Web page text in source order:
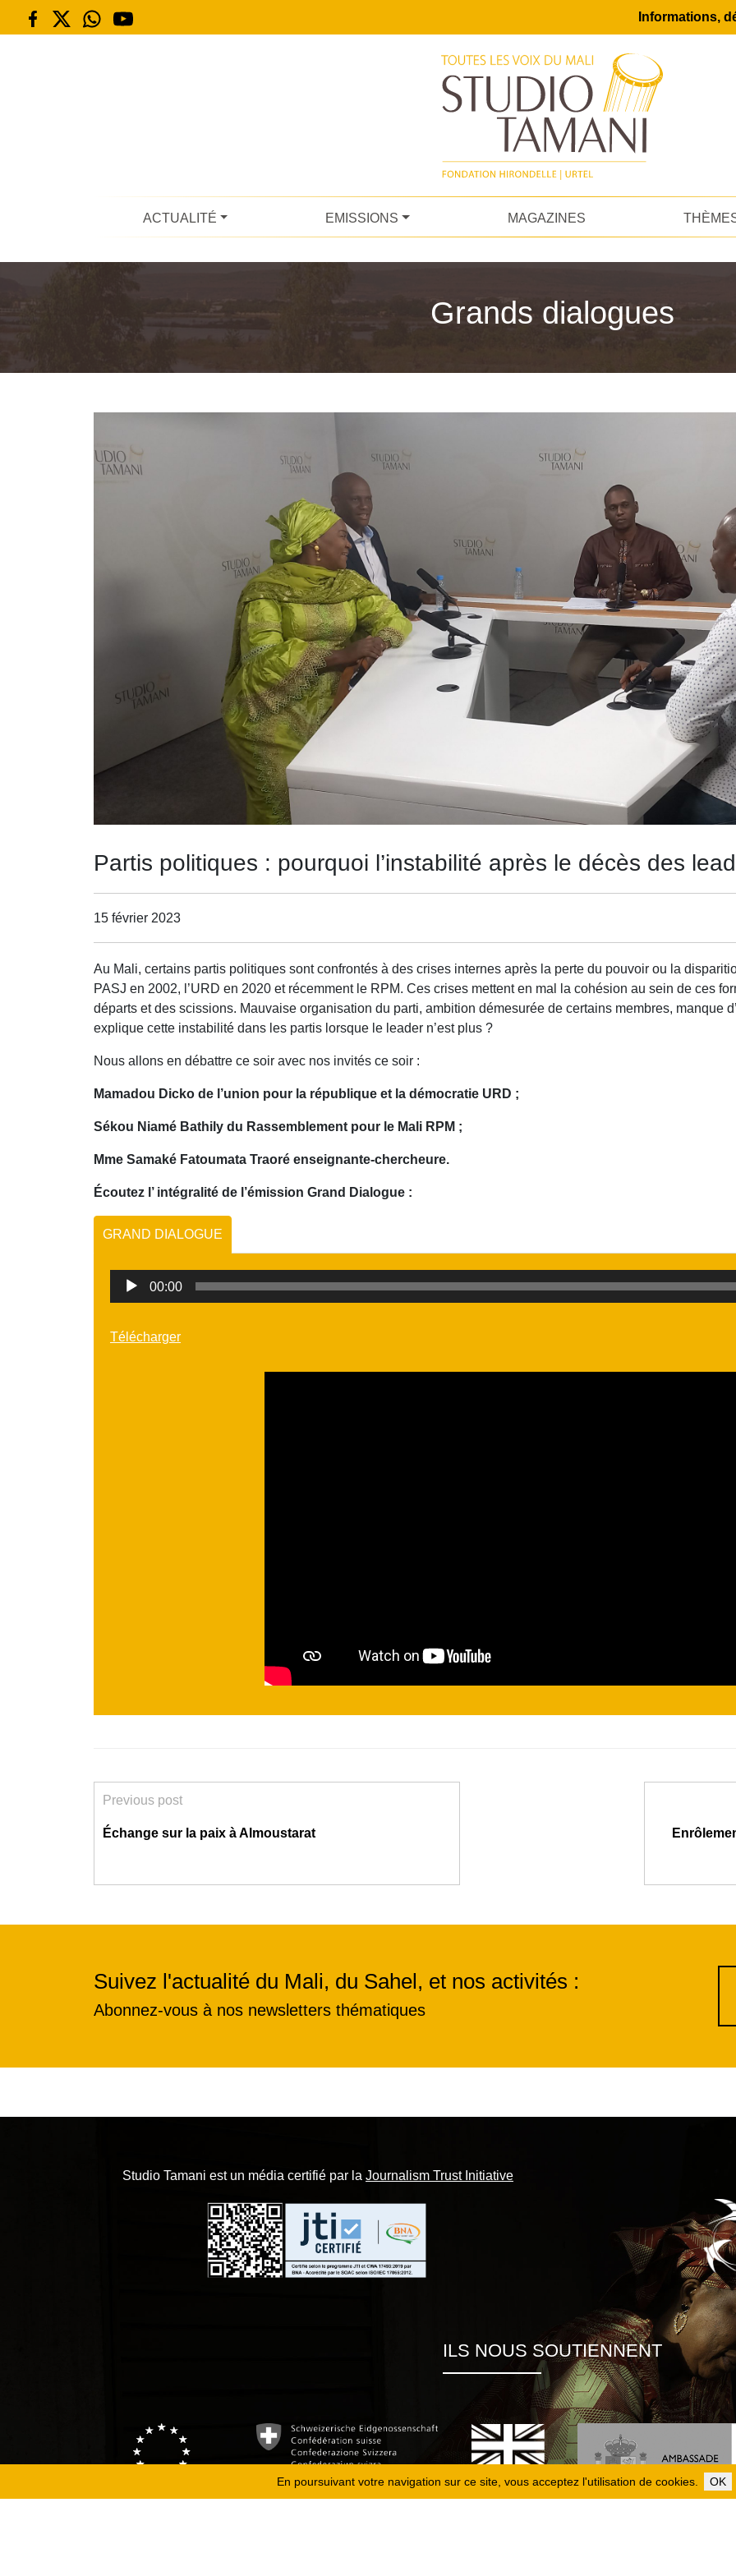
En poursuivant votre navigation sur ce site, vous acceptez l'utilisation de cookies. OK
Informations,
ACTUALITÉ EMISSIONS MAGAZINES
Grands dialogues
Partis politiques : pourquoi l’instabilité après le décès des
15 février 2023
Au Mali, certains partis politiques sont confrontés à des crises internes après la perte du pouvoir ou la
PASJ en 2002, l’URD en 2020 et récemment le RPM. Ces crises mettent en mal la cohésion au sein de ces
départs et des scissions. Mauvaise organisation du parti, ambition démesurée de certains membres, manque
explique cette instabilité dans les partis lorsque le leader n’est plus ?
Nous allons en débattre ce soir avec nos invités ce soir :
Mamadou Dicko de l’union pour la république et la démocratie URD ;
Sékou Niamé Bathily du Rassemblement pour le Mali RPM ;
Mme Samaké Fatoumata Traoré enseignante-chercheure.
Écoutez l’ intégralité de l’émission Grand Dialogue :
GRAND DIALOGUE
Lecteur
00:00
Télécharger
Previous post
Échange sur la paix à Almoustarat
Suivez l'actualité du Mali, du Sahel, et nos activités :
Abonnez-vous à nos newsletters thématiques
Studio Tamani est un média certifié par la Journalism Trust Initiative
ILS NOUS SOUTIENNENT